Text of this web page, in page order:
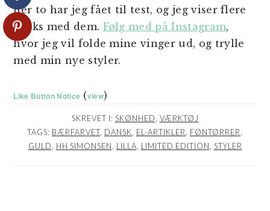
her to har jeg fået til test, og jeg viser flere
tricks med dem. Følg med på Instagram,
hvor jeg vil folde mine vinger ud, og trylle
med min nye styler.
Like Button Notice (view)
SKREVET I: SKØNHED, VÆRKTØJ
TAGS: BÆRFARVET, DANSK, EL-ARTIKLER, FØNTØRRER,
GULD, HH SIMONSEN, LILLA, LIMITED EDITION, STYLER